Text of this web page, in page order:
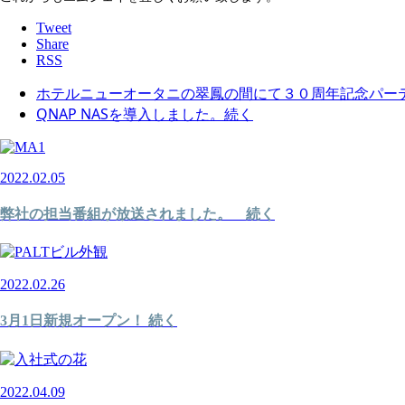
Tweet
Share
RSS
ホテルニューオータニの翠鳳の間にて３０周年記念パ
QNAP NASを導入しました。続く
2022.02.05
弊社の担当番組が放送されました。 続く
2022.02.26
3月1日新規オープン！ 続く
2022.04.09